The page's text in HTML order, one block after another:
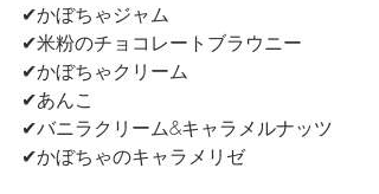
✔かぼちゃジャム
✔米粉のチョコレートブラウニー
✔かぼちゃクリーム
✔あんこ
✔バニラクリーム&キャラメルナッツ
✔かぼちゃのキャラメリゼ